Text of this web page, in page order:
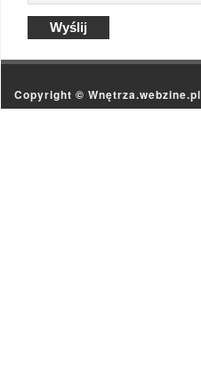
Copyright © Wnętrza.webzine.pl